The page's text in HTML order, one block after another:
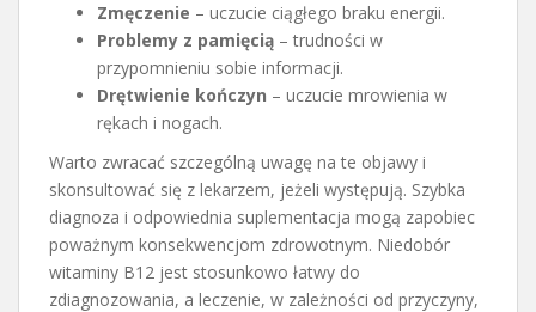
Zmęczenie – uczucie ciągłego braku energii.
Problemy z pamięcią – trudności w
przypomnieniu sobie informacji.
Drętwienie kończyn – uczucie mrowienia w
rękach i nogach.
Warto zwracać szczególną uwagę na te objawy i
skonsultować się z lekarzem, jeżeli występują. Szybka
diagnoza i odpowiednia suplementacja mogą zapobiec
poważnym konsekwencjom zdrowotnym. Niedobór
witaminy B12 jest stosunkowo łatwy do
zdiagnozowania, a leczenie, w zależności od przyczyny,